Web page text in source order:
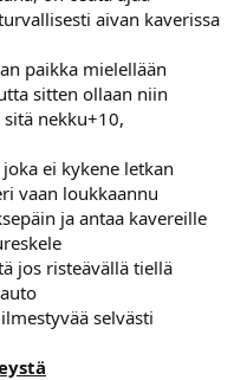
aivan kaverissa
paikka mielellään
sitten ollaan niin
nekku+10,
ei kykene letkan
vaan loukkaannu
ja antaa kavereille
jos risteävällä tiellä
selvästi